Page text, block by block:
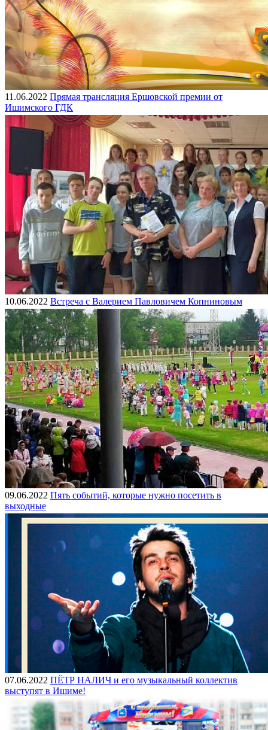
11.06.2022 Прямая трансляция Ершовской премии от
Ишимского ГДК
10.06.2022 Встреча с Валерием Павловичем Копниновым
09.06.2022 Пять событий, которые нужно посетить в
выходные
07.06.2022 ПЁТР НАЛИЧ и его музыкальный коллектив
выступят в Ишиме!